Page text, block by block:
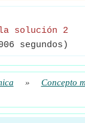
la solución 2
segundos)
» Concepto